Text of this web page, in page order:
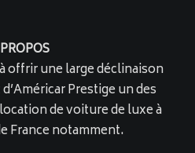
offrir une large déclinaison
Prestige un des
de voiture de luxe à
France notamment.